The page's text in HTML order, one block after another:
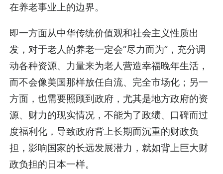
在养老事业上的边界。
即一方面从中华传统价值观和社会主义性质出
发，对于老人的养老一定会“尽力而为”，充分调
动各种资源、力量来为老人营造幸福晚年生活，
而不会像美国那样放任自流、完全市场化；另一
方面，也需要照顾到政府，尤其是地方政府的资
源、财力的现实情况，不能为了政绩、口碑而过
度福利化，导致政府背上长期而沉重的财政负
担，影响国家的长远发展潜力，就如背上巨大财
政负担的日本一样。